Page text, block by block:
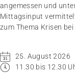
angemessen und
Mittagsinput
zum Thema Krisen
25. August 2026
11.30 bis 12.30